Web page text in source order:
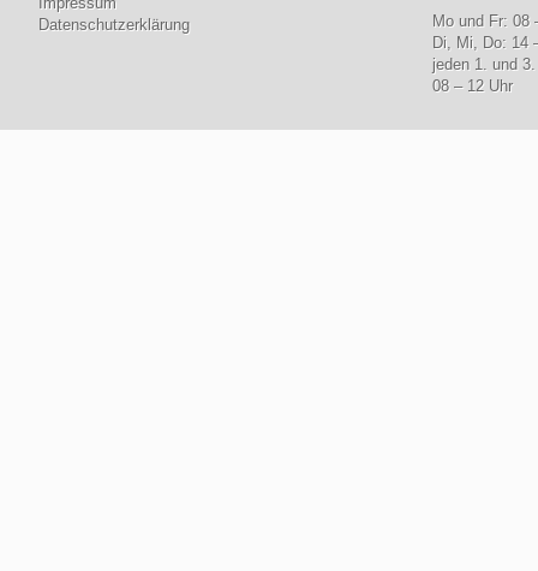
Datenschutzerklärung
Mo und Fr: 08
Di, Mi, Do: 14
jeden 1. und
08 – 12 Uhr